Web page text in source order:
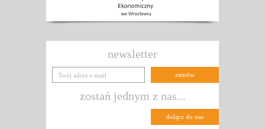
newsletter
zostań jednym z nas...